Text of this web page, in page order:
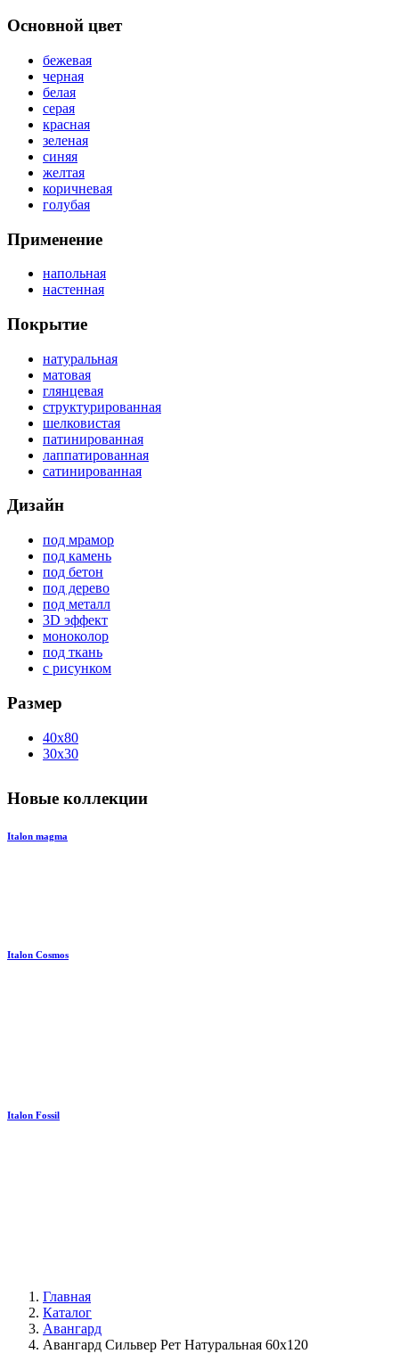
Основной цвет
бежевая
черная
белая
серая
красная
зеленая
синяя
желтая
коричневая
голубая
Применение
напольная
настенная
Покрытие
натуральная
матовая
глянцевая
структурированная
шелковистая
патинированная
лаппатированная
сатинированная
Дизайн
под мрамор
под камень
под бетон
под дерево
под металл
3D эффект
моноколор
под ткань
с рисунком
Размер
40x80
30x30
Новые коллекции
Italon magma
Italon Cosmos
Italon Fossil
Главная
Каталог
Авангард
Авангард Сильвер Рет Натуральная 60x120